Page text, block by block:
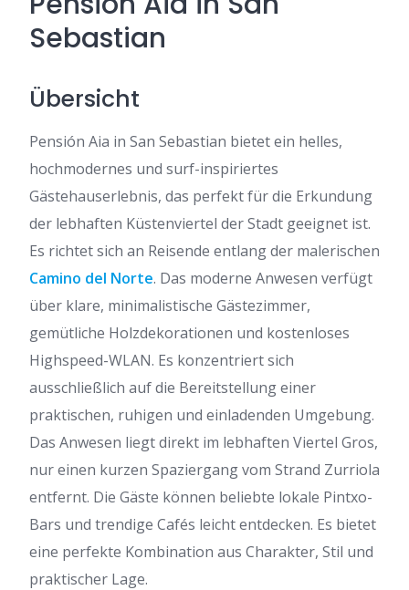
Sebastian
Übersicht
Pensión Aia in San Sebastian bietet ein helles,
hochmodernes und surf-inspiriertes
Gästehauserlebnis, das perfekt für die Erkundung
der lebhaften Küstenviertel der Stadt geeignet ist.
Es richtet sich an Reisende entlang der malerischen
Camino del Norte. Das moderne Anwesen verfügt
über klare, minimalistische Gästezimmer,
gemütliche Holzdekorationen und kostenloses
Highspeed-WLAN. Es konzentriert sich
ausschließlich auf die Bereitstellung einer
praktischen, ruhigen und einladenden Umgebung.
Das Anwesen liegt direkt im lebhaften Viertel Gros,
nur einen kurzen Spaziergang vom Strand Zurriola
entfernt. Die Gäste können beliebte lokale Pintxo-
Bars und trendige Cafés leicht entdecken. Es bietet
eine perfekte Kombination aus Charakter, Stil und
praktischer Lage.